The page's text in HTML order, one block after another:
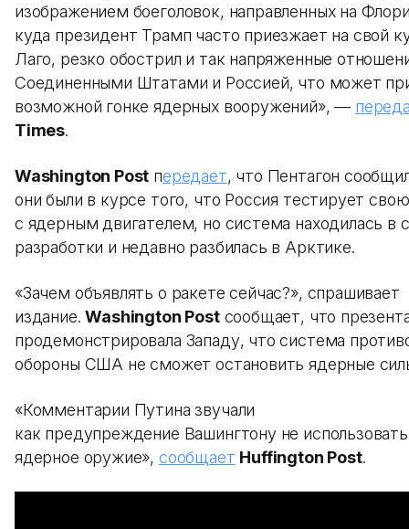
изображением боеголовок, направленных на
куда президент Трамп часто приезжает на свой
Лаго, резко обострил и так напряженные
Соединенными Штатами и Россией, что может
возможной гонке ядерных вооружений», —
Times.
Washington Post передает, что Пентагон
они были в курсе того, что Россия тестирует
с ядерным двигателем, но система находилась в
разработки и недавно разбилась в Арктике.
«Зачем объявлять о ракете сейчас?», спрашивает
издание.Washington Postсообщает, что
продемонстрировала Западу, что система
обороны США не сможет остановить ядерные
«Комментарии Путина звучали
как предупреждение Вашингтону не
ядерное оружие», сообщает Huffington Post.